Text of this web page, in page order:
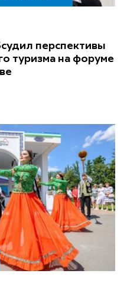
перспективы
туризма на форуме